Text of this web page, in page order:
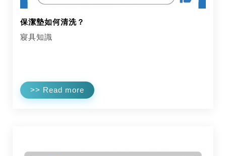
保潔墊如何清洗？
寢具知識
>> Read more